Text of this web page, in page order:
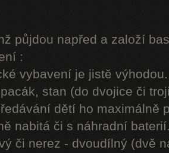
půjdou napřed a založí
:
vybavení je jistě výhodou.
stan (do dvojice či
dětí ho maximálně
nabitá či s náhradní
či nerez - dvoudílný (dvě